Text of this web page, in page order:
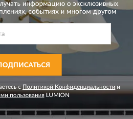
информацию о эксклюзивных
событиях и многом другом
с Политикой Конфиденциальности и
пользованияLUMION